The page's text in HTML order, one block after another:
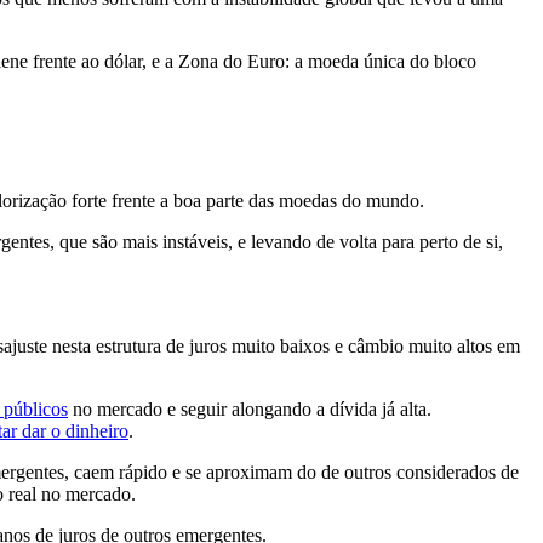
frente ao dólar, e a Zona do Euro: a moeda única do bloco
forte frente a boa parte das moedas do mundo.
que são mais instáveis, e levando de volta para perto de si,
nesta estrutura de juros muito baixos e câmbio muito altos em
públicos no mercado e seguir alongando a dívida já alta.
dar o dinheiro.
caem rápido e se aproximam do de outros considerados de
real no mercado.
de juros de outros emergentes.